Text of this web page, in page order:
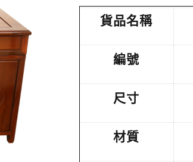
貨品名稱
編號
尺寸
材質